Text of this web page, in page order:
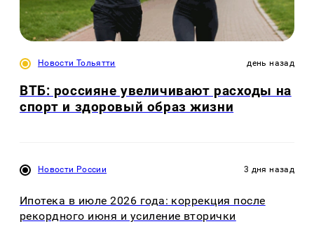
Новости Тольятти день назад
ВТБ: россияне увеличивают расходы на
спорт и здоровый образ жизни
Новости России 3 дня назад
Ипотека в июле 2026 года: коррекция после
рекордного июня и усиление вторички